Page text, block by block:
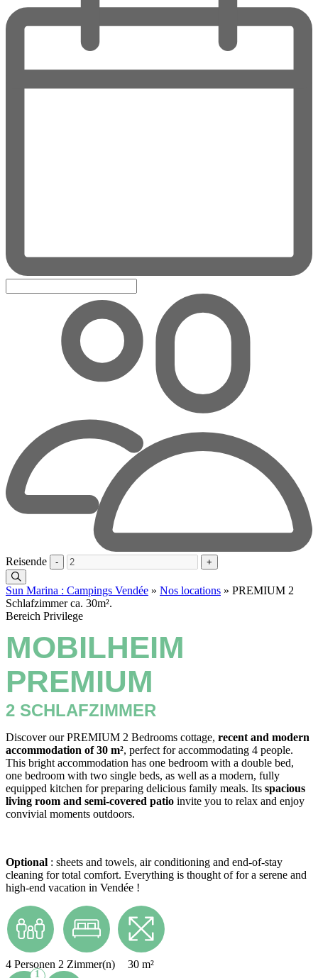
Reisende - +
Sun Marina : Campings Vendée » Nos locations » PREMIUM 2
Schlafzimmer ca. 30m².
Bereich Privilege
MOBILHEIM
PREMIUM
2 SCHLAFZIMMER
Discover our PREMIUM 2 Bedrooms cottage, recent and modern
accommodation of 30 m², perfect for accommodating 4 people.
This bright accommodation has one bedroom with a double bed,
one bedroom with two single beds, as well as a modern, fully
equipped kitchen for preparing delicious family meals. Its spacious
living room and semi-covered patio invite you to relax and enjoy
convivial moments outdoors.
Optional : sheets and towels, air conditioning and end-of-stay
cleaning for total comfort. Everything is thought of for a serene and
high-end vacation in Vendée !
4 Personen 2 Zimmer(n) 30 m²
1